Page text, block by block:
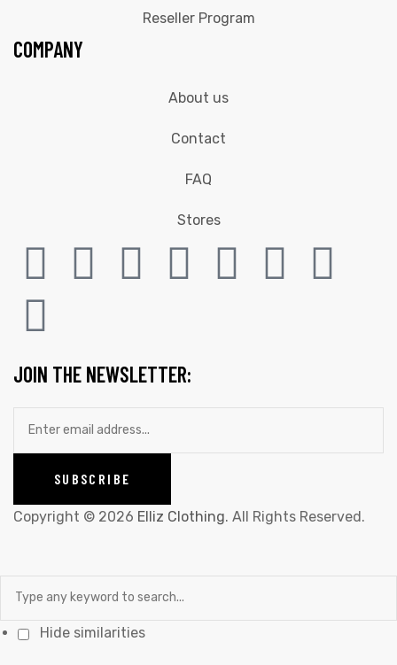
Reseller Program
COMPANY
About us
Contact
FAQ
Stores
JOIN THE NEWSLETTER:
Copyright © 2026 Elliz Clothing. All Rights Reserved.
Hide similarities